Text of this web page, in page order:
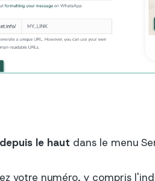
le haut dans le menu
votre numéro, y compris